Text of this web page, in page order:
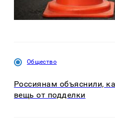
Общество
Россиянам объяснили,
вещь от подделки